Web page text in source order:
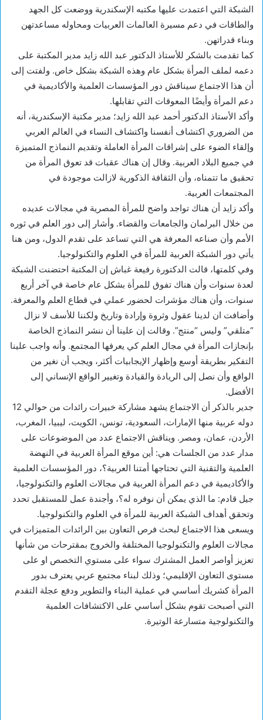
الشبكة التي اعتمدت عليها مكتبه الإسكندرية ووضعت كل الجهد
والطاقات في دعم مسيرة العالمات العربيات ومحاوله مساعدتهن
وبناء قدراتهن.
كما تقدمت بالشكر للأستاذ الدكتور عبد الله زايد مدير المكتبة على
دعمه لملف المرأة بشكل عام وهذه الشبكة بشكل خاص. ولفتت إلى
أن هذا الاجتماع سيناقش دور المؤسسات العلمية والأكاديمية في
دعم المرأة وأيضًا المعوقات التي تقابلها.
وأكد الأستاذ الدكتور أحمد عبد الله زايد؛ مدير مكتبة الإسكندرية، أنه
من الضروري اكتشاف أنفسنا واكتشاف النساء في العالم العربي
وإلقاء الضوء على إشراقات المرأة العاملة وتقديم النماذج المتميزة
في جميع البلاد العربية. وقال إن هناك عقبات قد تعوق المرأة من
تحقيق ما تتمناه، وأن الثقافة الذكورية لازالت موجودة في
المجتمعات العربية.
وأكد زايد أن هناك تواجد واضح للمرأة المصرية في مجالات عديده
من خلال البرلمان والجامعات والقضاء. وأشار إلى دور العلم في ثوره
الأمم وأن صناعه المعرفة هي التي تساعد على تقدم الدول، ومن هنا
يأتي دور الشبكة العربية للمرأة في العلوم والتكنولوجيا.
وفي كلمتها، قالت الدكتورة رفيعة غباش إن المكتبة احتضنت الشبكة
لعدة سنوات وأن هناك تفوق للمرأة بشكل عام خاصة في آخر أربع
سنوات، وأن هناك مؤشرات لحضور عملي في قطاع العلم والمعرفة.
وأضافت ان لدينا عقول وثروة وإرادة وتاريخ ولكننا للأسف لا نزال
“متلقي” وليس “منتج”. وقالت إن علينا أن ننشر النماذج الخاصة
بإنجازات المرأة في مجال العلم كي يعرفها المجتمع. وأنه واجب علينا
التفكير بطريقة أوسع وإظهار الإيجابيات أكثر، ويجب أن نغير من
الواقع وأن نصل إلى الريادة والقيادة وتغيير الواقع الإنساني إلى
الأفضل.
جدير بالذكر أن الاجتماع يشهد مشاركة خبيرات رائدات من حوالي 12
دوله عربية منها الإمارات، السعودية، تونس، الكويت، ليبيا، المغرب،
الأردن، عمان، ومصر. ويناقش الاجتماع عدد من الموضوعات على
مدار عدد من الجلسات هي: أين موقع المرأة العربية في النهضة
العلمية والتقنية التي تحتاجها أمتنا العربية؟، دور المؤسسات العلمية
والأكاديمية في دعم المرأة العربية في مجالات العلوم والتكنولوجيا،
جيل قادم: ما الذي يمكن أن نوفره له؟، وأجندة عمل للمستقبل تحدد
وتحقق أهداف الشبكة العربية للمرأة في العلوم والتكنولوجيا.
ويسعى هذا الاجتماع لبحث فرص التعاون بين الرائدات المتميزات في
مجالات العلوم والتكنولوجيا المختلفة والخروج بمقترحات من شأنها
تعزيز أواصر العمل المشترك سواء على مستوي التخصص او على
مستوى التعاون الإقليمي؛ وذلك لبناء مجتمع عربي يعترف بدور
المرأة كشريك أساسي في عملية البناء والتطوير ودفع عجلة التقدم
التي أصبحت تقوم بشكل أساسي على الاكتشافات العلمية
والتكنولوجية متسارعة الوتيرة.